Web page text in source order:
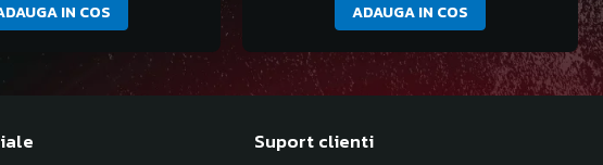
IN COS ADAUGA IN COS
Suport clienti